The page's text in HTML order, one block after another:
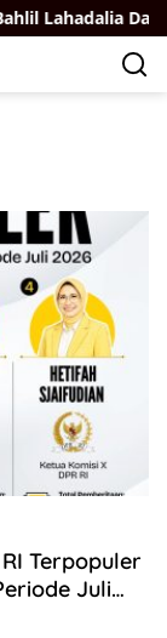
Lahadalia Dapat
Terpopuler
Juli